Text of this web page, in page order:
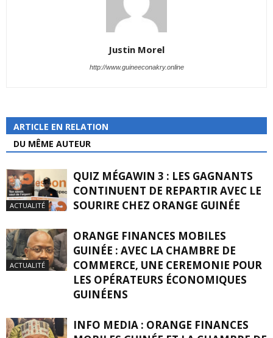
Justin Morel
http://www.guineeconakry.online
ARTICLE EN RELATION
DU MÊME AUTEUR
ACTUALITÉ
QUIZ MÉGAWIN 3 : LES GAGNANTS
CONTINUENT DE REPARTIR AVEC LE
SOURIRE CHEZ ORANGE GUINÉE
ACTUALITÉ
ORANGE FINANCES MOBILES
GUINÉE : AVEC LA CHAMBRE DE
COMMERCE, UNE CEREMONIE POUR
LES OPÉRATEURS ÉCONOMIQUES
GUINÉENS
INFO MEDIA : ORANGE FINANCES